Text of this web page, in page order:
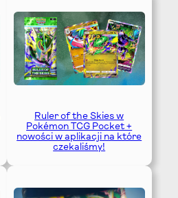
Ruler of the Skies w
Pokémon TCG Pocket +
nowości w aplikacji na które
czekaliśmy!